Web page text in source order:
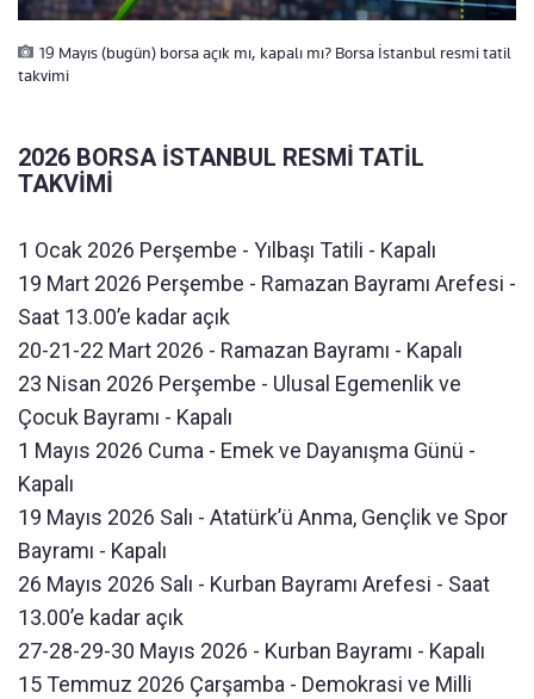
19 Mayıs (bugün) borsa açık mı, kapalı mı? Borsa İstanbul resmi tatil
takvimi
2026 BORSA İSTANBUL RESMİ TATİL
TAKVİMİ
1 Ocak 2026 Perşembe - Yılbaşı Tatili - Kapalı
19 Mart 2026 Perşembe - Ramazan Bayramı Arefesi -
Saat 13.00’e kadar açık
20-21-22 Mart 2026 - Ramazan Bayramı - Kapalı
23 Nisan 2026 Perşembe - Ulusal Egemenlik ve
Çocuk Bayramı - Kapalı
1 Mayıs 2026 Cuma - Emek ve Dayanışma Günü -
Kapalı
19 Mayıs 2026 Salı - Atatürk’ü Anma, Gençlik ve Spor
Bayramı - Kapalı
26 Mayıs 2026 Salı - Kurban Bayramı Arefesi - Saat
13.00’e kadar açık
27-28-29-30 Mayıs 2026 - Kurban Bayramı - Kapalı
15 Temmuz 2026 Çarşamba - Demokrasi ve Milli